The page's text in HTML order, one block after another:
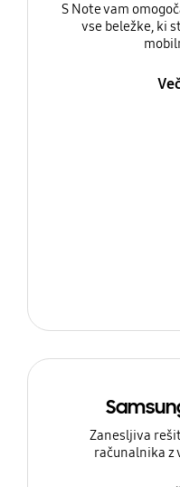
S Note vam
vse beležke, ki
Zanesljiva
računalnika z